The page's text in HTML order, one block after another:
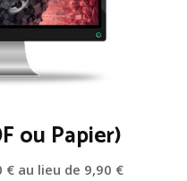
ou Papier)
au lieu de 9,90 €